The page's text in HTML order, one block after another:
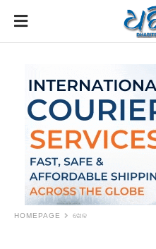
HOMEPAGE ଖେଳ